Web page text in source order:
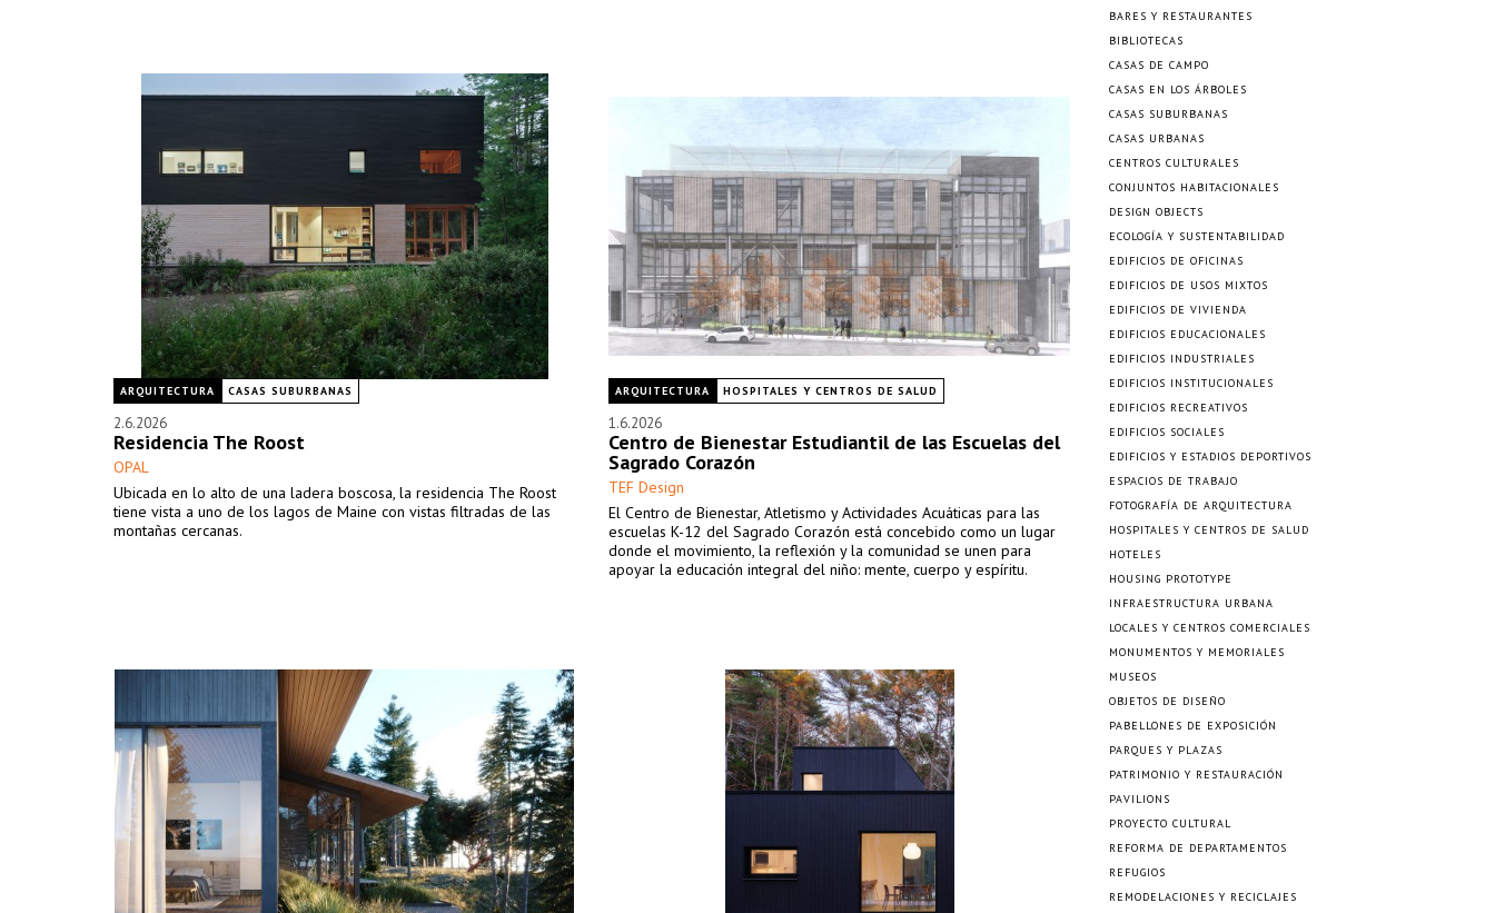
ARQUITECTURA CASAS SUBURBANAS
2.6.2026
Residencia The Roost
OPAL
Ubicada en lo alto de una ladera boscosa, la residencia The Roost
tiene vista a uno de los lagos de Maine con vistas filtradas de las
montañas cercanas.
ARQUITECTURA HOSPITALES Y CENTROS DE SALUD
1.6.2026
Centro de Bienestar Estudiantil de las Escuelas del
Sagrado Corazón
TEF Design
El Centro de Bienestar, Atletismo y Actividades Acuáticas para las
escuelas K-12 del Sagrado Corazón está concebido como un lugar
donde el movimiento, la reflexión y la comunidad se unen para
apoyar la educación integral del niño: mente, cuerpo y espíritu.
BARES Y RESTAURANTES
BIBLIOTECAS
CASAS DE CAMPO
CASAS EN LOS ÁRBOLES
CASAS SUBURBANAS
CASAS URBANAS
CENTROS CULTURALES
CONJUNTOS HABITACIONALES
DESIGN OBJECTS
ECOLOGÍA Y SUSTENTABILIDAD
EDIFICIOS DE OFICINAS
EDIFICIOS DE USOS MIXTOS
EDIFICIOS DE VIVIENDA
EDIFICIOS EDUCACIONALES
EDIFICIOS INDUSTRIALES
EDIFICIOS INSTITUCIONALES
EDIFICIOS RECREATIVOS
EDIFICIOS SOCIALES
EDIFICIOS Y ESTADIOS DEPORTIVOS
ESPACIOS DE TRABAJO
FOTOGRAFÍA DE ARQUITECTURA
HOSPITALES Y CENTROS DE SALUD
HOTELES
HOUSING PROTOTYPE
INFRAESTRUCTURA URBANA
LOCALES Y CENTROS COMERCIALES
MONUMENTOS Y MEMORIALES
MUSEOS
OBJETOS DE DISEÑO
PABELLONES DE EXPOSICIÓN
PARQUES Y PLAZAS
PATRIMONIO Y RESTAURACIÓN
PAVILIONS
PROYECTO CULTURAL
REFORMA DE DEPARTAMENTOS
REFUGIOS
REMODELACIONES Y RECICLAJES